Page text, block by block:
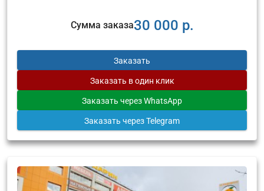
Сумма заказа30 000 р.
Заказать
Заказать в один клик
Заказать через WhatsApp
Заказать через Telegram